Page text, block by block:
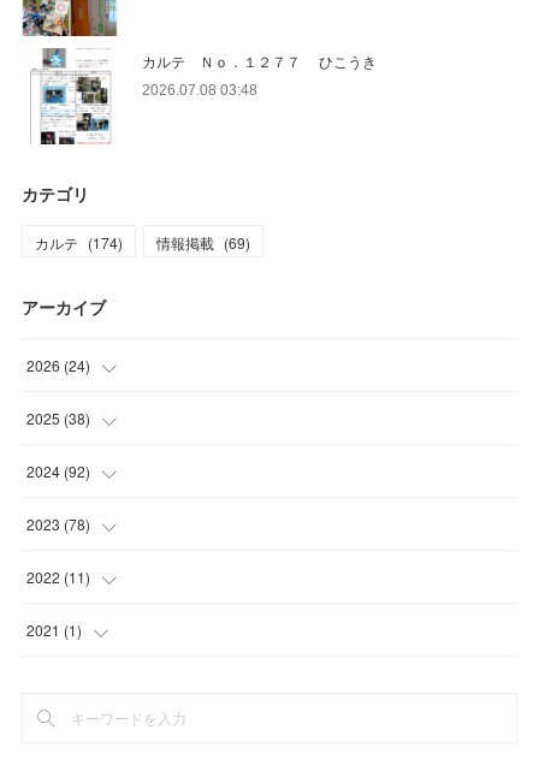
カルテ Ｎｏ．１２７７ ひこうき
2026.07.08 03:48
カテゴリ
カルテ (174) 情報掲載 (69)
アーカイブ
2026 (24)
(4
(2
(1
(3
(3)
2025 (38)
(3
(1
(3
(
(3)
2024 (92)
(4
(4
(
(7)
2023 (78)
(6
( )
(1
2022 (11)
( )
(
2021 (1)